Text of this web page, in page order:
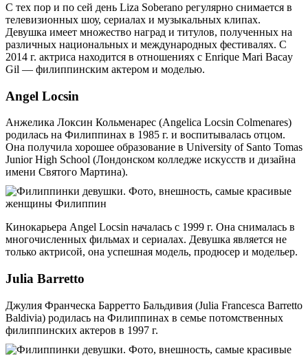
С тех пор и по сей день Liza Soberano регулярно снимается в
телевизионных шоу, сериалах и музыкальных клипах.
Девушка имеет множество наград и титулов, полученных на
различных национальных и международных фестивалях. С
2014 г. актриса находится в отношениях с Enrique Mari Bacay
Gil — филиппинским актером и моделью.
Angel Locsin
Анжелика Локсин Кольменарес (Angelica Locsin Colmenares)
родилась на Филиппинах в 1985 г. и воспитывалась отцом.
Она получила хорошее образование в University of Santo Tomas
Junior High School (Лондонском колледже искусств и дизайна
имени Святого Мартина).
Кинокарьера Angel Locsin началась с 1999 г. Она снималась в
многочисленных фильмах и сериалах. Девушка является не
только актрисой, она успешная модель, продюсер и модельер.
Julia Barretto
Джулия Франческа Барретто Бальдивия (Julia Francesca Barretto
Baldivia) родилась на Филиппинах в семье потомственных
филиппинских актеров в 1997 г.